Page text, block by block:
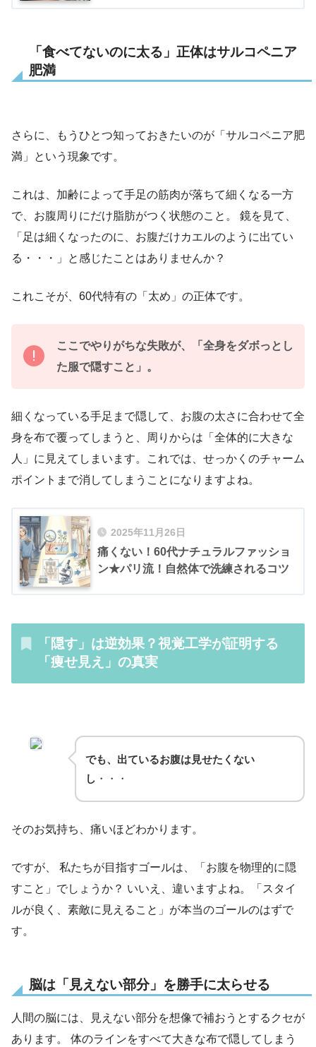
「食べてないのに太る」正体はサルコペニア
肥満
さらに、もうひとつ知っておきたいのが「サルコペニア肥
満」という現象です。
これは、加齢によって手足の筋肉が落ちて細くなる一方
で、お腹周りにだけ脂肪がつく状態のこと。 鏡を見て、
「足は細くなったのに、お腹だけカエルのように出てい
る・・・」と感じたことはありませんか？
これこそが、60代特有の「太め」の正体です。
ここでやりがちな失敗が、「全身をダボっとし
た服で隠すこと」。
細くなっている手足まで隠して、お腹の太さに合わせて全
身を布で覆ってしまうと、周りからは「全体的に大きな
人」に見えてしまいます。これでは、せっかくのチャーム
ポイントまで消してしまうことになりますよね。
2025年11月26日
痛くない！60代ナチュラルファッショ
ン★パリ流！自然体で洗練されるコツ
「隠す」は逆効果？視覚工学が証明する
「痩せ見え」の真実
でも、出ているお腹は見せたくない
し ・・・
そのお気持ち、痛いほどわかります。
ですが、 私たちが目指すゴールは、「お腹を物理的に隠
すこと」でしょうか？ いいえ、違いますよね。「スタイ
ルが良く、素敵に見えること」が本当のゴールのはずで
す。
脳は「見えない部分」を勝手に太らせる
人間の脳には、見えない部分を想像で補おうとするクセが
あります。 体のラインをすべて大きな布で隠してしまう